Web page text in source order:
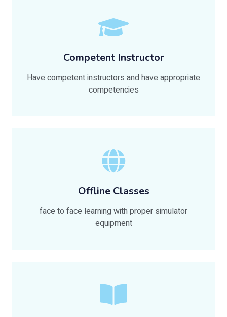
Competent Instructor
Have competent instructors and have appropriate
competencies
Offline Classes
face to face learning with proper simulator
equipment